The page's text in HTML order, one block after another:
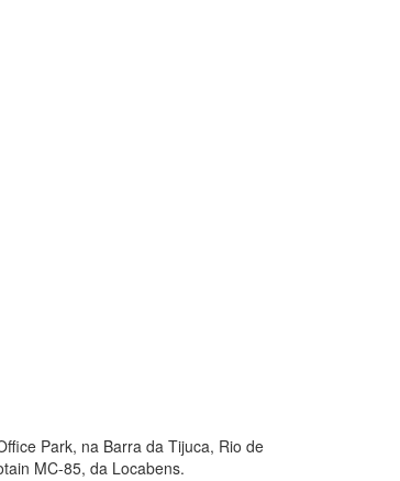
Park, na Barra da Tijuca, Rio de
MC-85, da Locabens.